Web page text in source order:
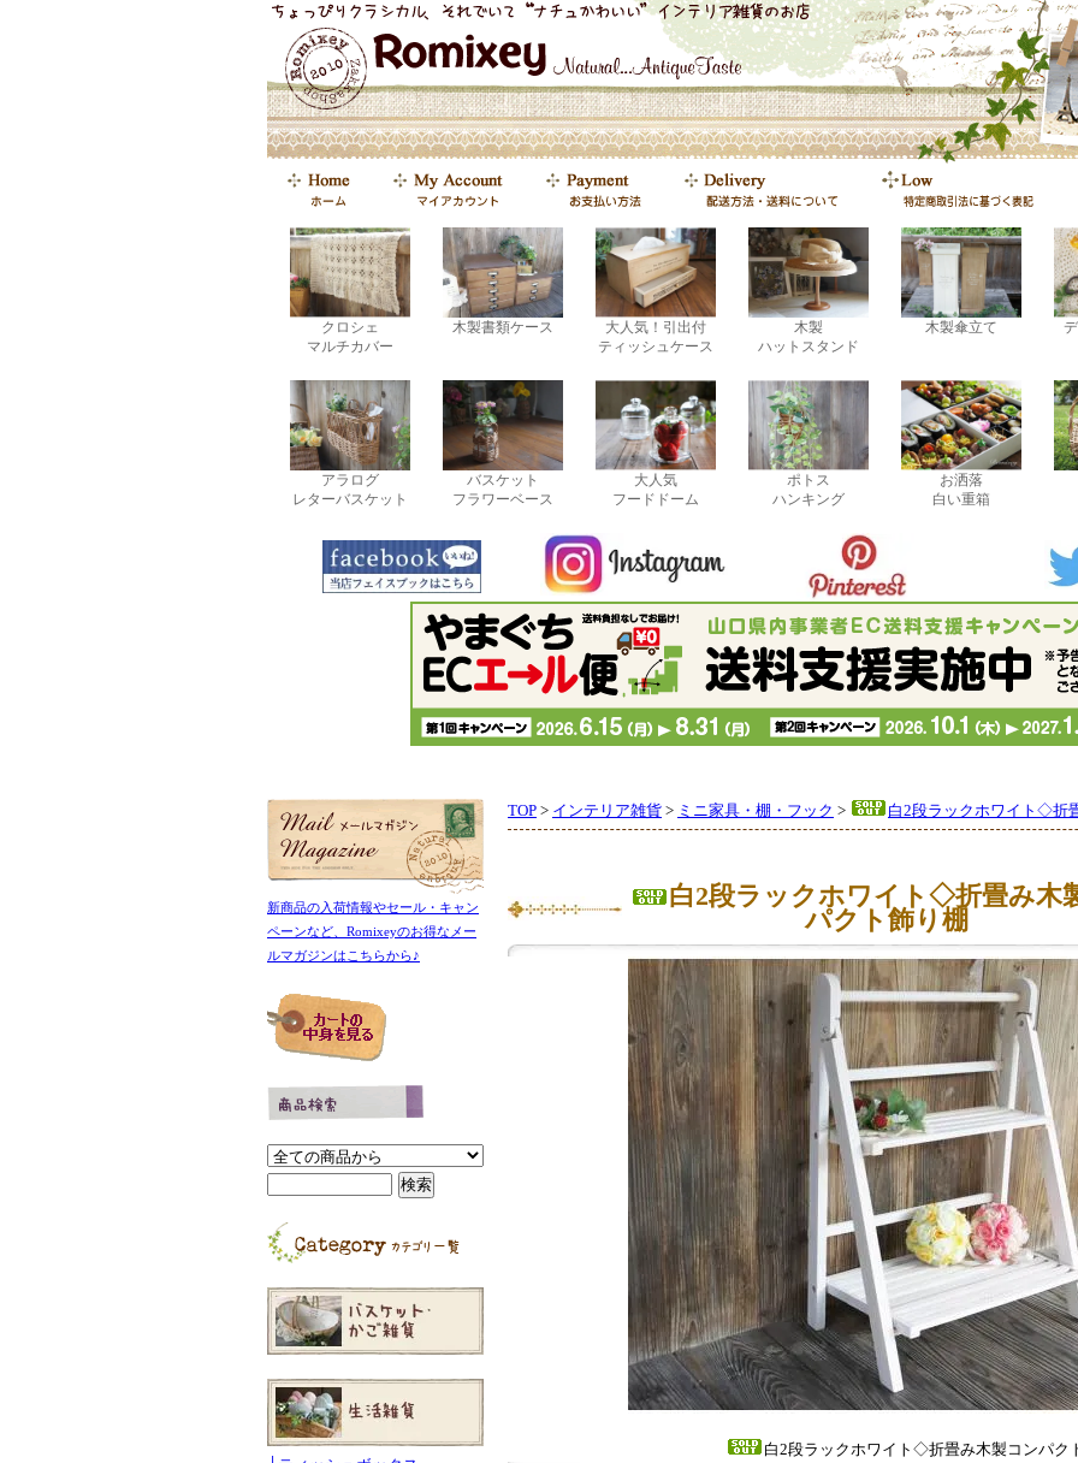
クロシェ
マルチカバー
木製書類ケース
大人気！引出付
ティッシュケース
木製
ハットスタンド
木製傘立て
アラログ
レターバスケット
バスケット
フラワーベース
大人気
フードドーム
ポトス
ハンキング
お洒落
白い重箱
TOP > インテリア雑貨 > ミニ家具・棚・フック > 白2段ラックホワイト◇折
白2段ラックホワイト◇折畳み木
パクト飾り棚
白2段ラックホワイト◇折畳み木製コンパク
新商品の入荷情報やセール・キャン
ペーンなど、Romixeyのお得なメー
ルマガジンはこちらから♪